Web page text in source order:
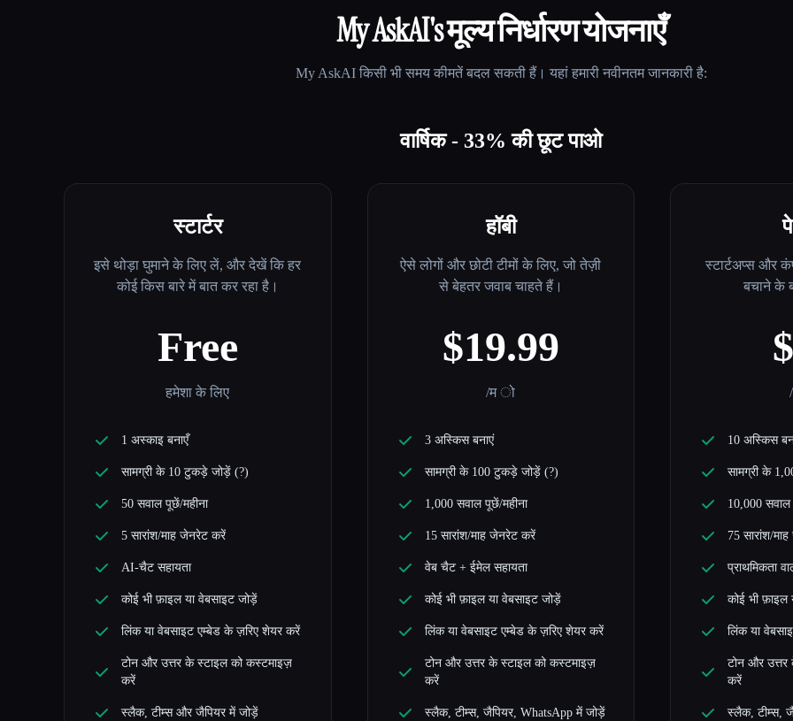
My AskAI's मूल्य निर्धारण योजनाएँ
My AskAIकिसी भी समय कीमतें बदल सकती हैं। यहां हमारी नवीनतम जानकारी है:
वार्षिक - 33% की छूट पाओ
स्टार्टर
इसे थोड़ा घुमाने के लिए लें, और देखें कि हर
कोई किस बारे में बात कर रहा है।
Free
हमेशा के लिए
1 अस्काइ बनाएँ
सामग्री के 10 टुकड़े जोड़ें (?)
50 सवाल पूछें/महीना
5 सारांश/माह जेनरेट करें
AI-चैट सहायता
कोई भी फ़ाइल या वेबसाइट जोड़ें
लिंक या वेबसाइट एम्बेड के ज़रिए शेयर करें
टोन और उत्तर के स्टाइल को कस्टमाइज़
करें
स्लैक, टीम्स और जैपियर में जोड़ें
हॉबी
ऐसे लोगों और छोटी टीमों के लिए, जो तेज़ी
से बेहतर जवाब चाहते हैं।
$19.99
/म ो
3 अस्किस बनाएं
सामग्री के 100 टुकड़े जोड़ें (?)
1,000 सवाल पूछें/महीना
15 सारांश/माह जेनरेट करें
वेब चैट + ईमेल सहायता
कोई भी फ़ाइल या वेबसाइट जोड़ें
लिंक या वेबसाइट एम्बेड के ज़रिए शेयर करें
टोन और उत्तर के स्टाइल को कस्टमाइज़
करें
स्लैक, टीम्स, जैपियर, WhatsApp में जोड़ें
स्टार्टअप्स और
बचाने के
10 अस्किस
सामग्री के
10,000 सवाल
75 सारांश/
प्राथमिकता
कोई भी फ़ाइल
लिंक या
टोन और
करें
स्लैक, टीम्स,